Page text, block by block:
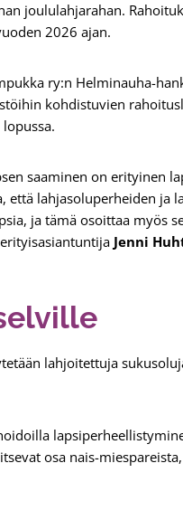
joululahjarahan.
2026 ajan.
ry:n Helminauha-
kohdistuvien
saaminen on erityinen
lahjasoluperheiden ja
ja tämä osoittaa myös
Jenni
lahjoitettuja
osa nais-